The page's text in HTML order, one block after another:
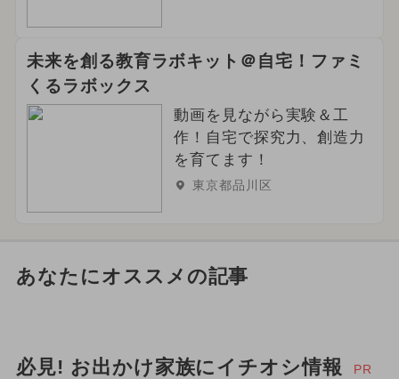
未来を創る教育ラボキット＠自宅！ファミ
くるラボックス
動画を見ながら実験＆工
作！自宅で探究力、創造力
を育てます！
東京都品川区
あなたにオススメの記事
必見! お出かけ家族にイチオシ情報 PR